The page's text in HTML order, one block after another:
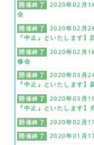
開催終了
2020年02月
会
開催終了
2020年02月
『中止』といたします】
開催終了
2020年02月
修会
開催終了
2020年03月
『中止』といたします
開催終了
2020年03月
『中止』といたします
開催終了
2020年02月
開催終了
2020年01月